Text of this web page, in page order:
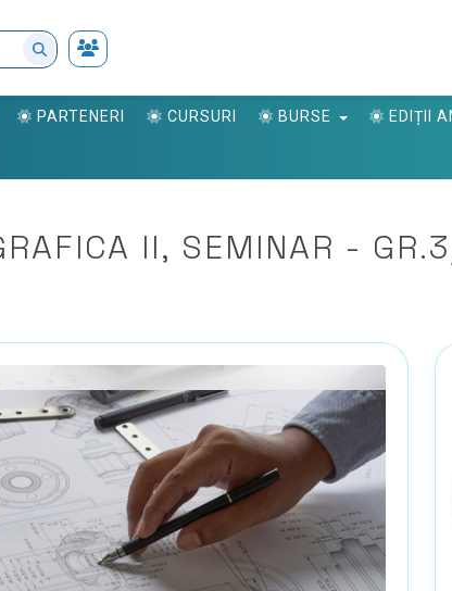
PARTENERI CURSURI BURSE EDIȚII
II, SEMINAR -